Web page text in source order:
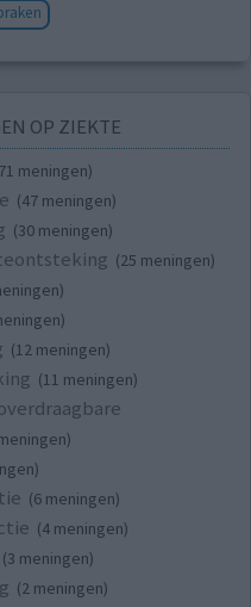
OP ZIEKTE
meningen)
(47 meningen)
(30 meningen)
(25 meningen)
(12 meningen)
(11 meningen)
(6 meningen)
(4 meningen)
(3 meningen)
(2 meningen)